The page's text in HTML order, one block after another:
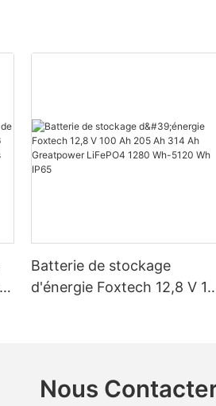
Batterie de stockage
d'énergie Foxtech 12,8 V
Nous